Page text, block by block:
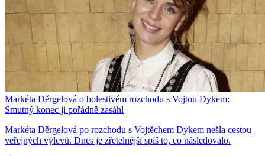
Markéta Děrgelová o bolestivém rozchodu s Vojtou Dykem:
Smutný konec ji pořádně zasáhl
Markéta Děrgelová po rozchodu s Vojtěchem Dykem nešla cestou
veřejných výlevů. Dnes je zřetelnější spíš to, co následovalo.